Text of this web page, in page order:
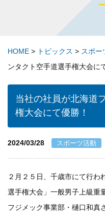
お
個人
一般事
資材
HOME > トピックス > スポー
ンタクト空手道選手権大会に
当社の社員が北海道
権大会にて優勝！
2024/03/28 スポーツ活動
２月２５日、千歳市にて行わ
選手権大会」一般男子上級重
フジメック事業部・樋口和真